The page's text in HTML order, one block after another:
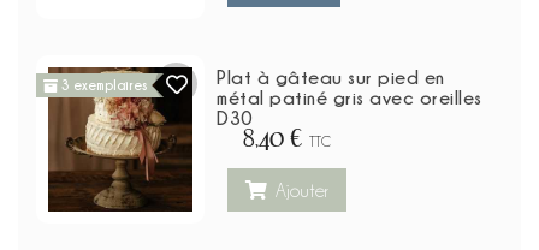
3 exemplaires
Plat à gâteau sur pied en
métal patiné gris avec oreilles
D30
8,40 € TTC
Ajouter